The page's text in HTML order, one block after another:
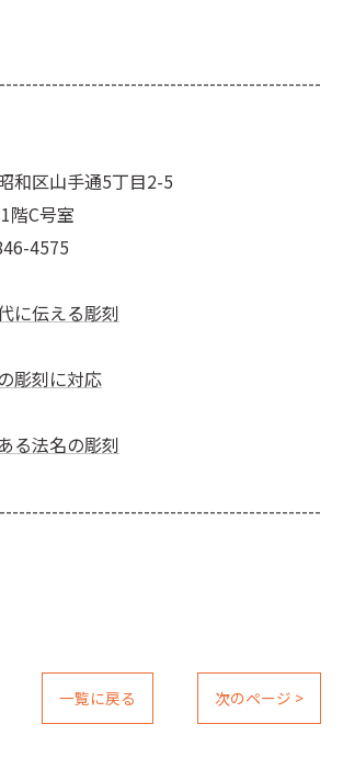
和区山手通5丁目2-5
階C号室
4575
に伝える彫刻
彫刻に対応
る法名の彫刻
一覧に戻る 次のページ >